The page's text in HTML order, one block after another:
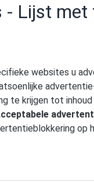
Lijst met
websites u
te krijgen tot
op